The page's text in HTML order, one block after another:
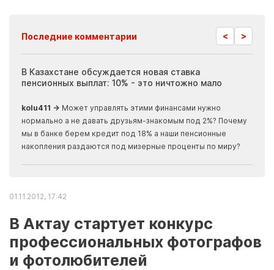
Последние комментарии < >
В Казахстане обсуждается новая ставка
пенсионных выплат: 10% - это ничтожно мало
kolu411 → Может управлять этими финансами нужно
нормально а не давать друзьям-знакомым под 2%? Почему
мы в банке берем кредит под 18% а наши пенсионные
накопления раздаются под мизерные проценты по миру?
01.11.2012, 17:42
В Актау стартует конкурс
профессиональных фотографов
и фотолюбителей